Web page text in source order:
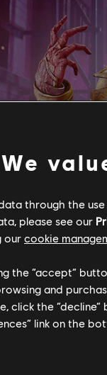
ingameitemsで
We
through the
please see our
our cookie
the “accept”
and
click the
link on the